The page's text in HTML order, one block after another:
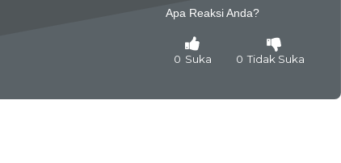
Apa Reaksi Anda?
0 Suka 0 Tidak Suka